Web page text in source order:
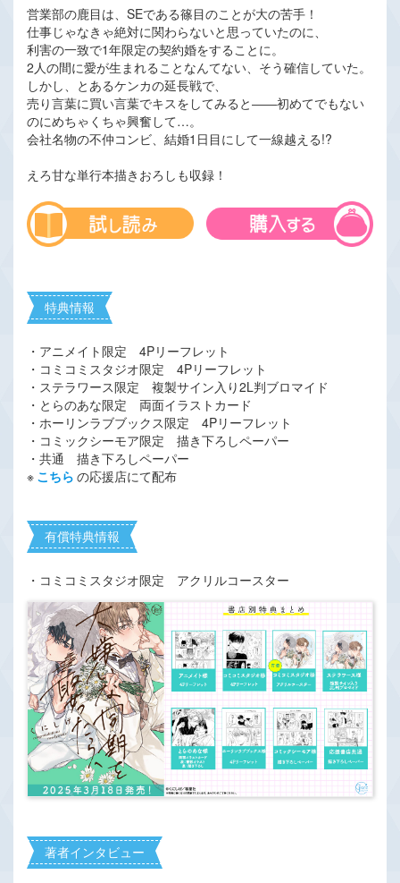
営業部の鹿目は、SEである篠目のことが大の苦手！
仕事じゃなきゃ絶対に関わらないと思っていたのに、
利害の一致で1年限定の契約婚をすることに。
2人の間に愛が生まれることなんてない、そう確信していた。
しかし、とあるケンカの延長戦で、
売り言葉に買い言葉でキスをしてみると――初めてでもない
のにめちゃくちゃ興奮して…。
会社名物の不仲コンビ、結婚1日目にして一線越える!?
えろ甘な単行本描きおろしも収録！
特典情報
・アニメイト限定 4Pリーフレット
・コミコミスタジオ限定 4Pリーフレット
・ステラワース限定 複製サイン入り2L判ブロマイド
・とらのあな限定 両面イラストカード
・ホーリンラブブックス限定 4Pリーフレット
・コミックシーモア限定 描き下ろしペーパー
・共通 描き下ろしペーパー
※ こちら の応援店にて配布
有償特典情報
・コミコミスタジオ限定 アクリルコースター
著者インタビュー